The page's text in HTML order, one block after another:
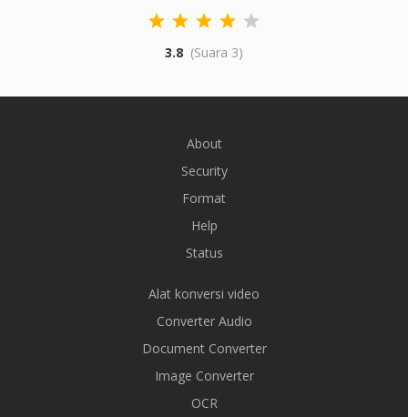
3.8 (Suara 3)
About
Security
Format
Help
Status
Alat konversi video
Converter Audio
Document Converter
Image Converter
OCR